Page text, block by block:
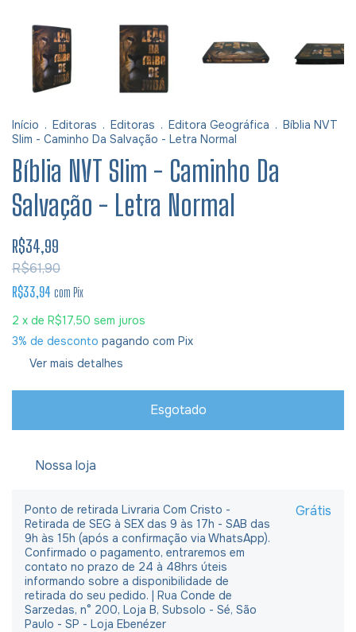
Início . Editoras . Editoras . Editora Geográfica . Bíblia NVT
Slim - Caminho Da Salvação - Letra Normal
Bíblia NVT Slim - Caminho Da
Salvação - Letra Normal
R$34,99
R$61,90
R$33,94 com Pix
2 x de R$17,50 sem juros
3% de desconto pagando com Pix
Ver mais detalhes
Nossa loja
Ponto de retirada Livraria Com Cristo -
Retirada de SEG à SEX das 9 às 17h - SAB das
9h às 15h (após a confirmação via WhatsApp).
Confirmado o pagamento, entraremos em
contato no prazo de 24 à 48hrs úteis
informando sobre a disponibilidade de
retirada do seu pedido. | Rua Conde de
Sarzedas, n° 200, Loja B, Subsolo - Sé, São
Paulo - SP - Loja Ebenézer
Grátis